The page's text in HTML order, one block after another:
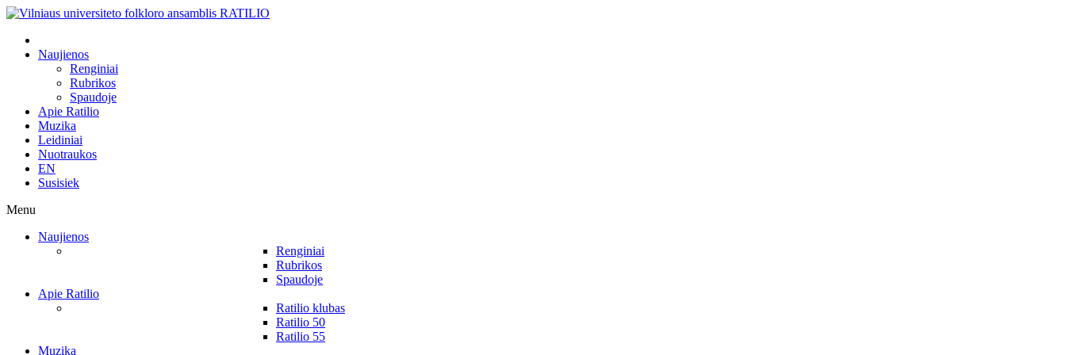
Naujienos
Renginiai
Rubrikos
Spaudoje
Apie Ratilio
Muzika
Leidiniai
Nuotraukos
EN
Susisiek
Menu
Naujienos
Renginiai
Rubrikos
Spaudoje
Apie Ratilio
Ratilio klubas
Ratilio 50
Ratilio 55
Muzika